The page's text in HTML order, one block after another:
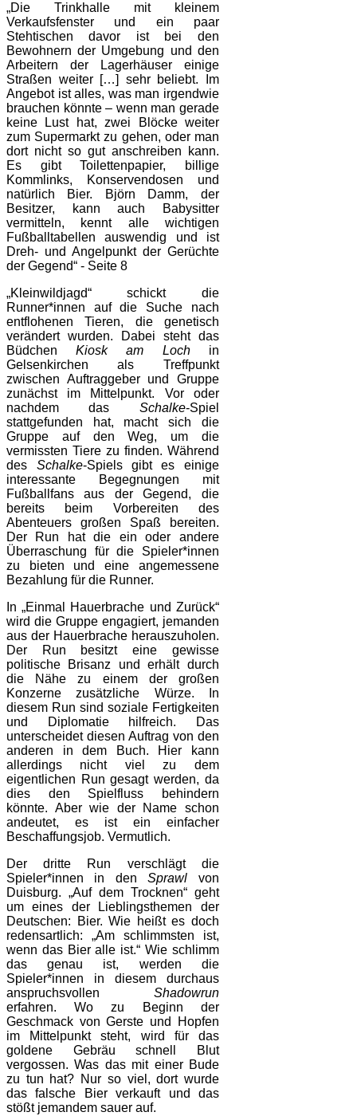
„Die Trinkhalle mit kleinem
Verkaufsfenster und ein paar
Stehtischen davor ist bei den
Bewohnern der Umgebung und den
Arbeitern der Lagerhäuser einige
Straßen weiter […] sehr beliebt. Im
Angebot ist alles, was man irgendwie
brauchen könnte – wenn man gerade
keine Lust hat, zwei Blöcke weiter
zum Supermarkt zu gehen, oder man
dort nicht so gut anschreiben kann.
Es gibt Toilettenpapier, billige
Kommlinks, Konservendosen und
natürlich Bier. Björn Damm, der
Besitzer, kann auch Babysitter
vermitteln, kennt alle wichtigen
Fußballtabellen auswendig und ist
Dreh- und Angelpunkt der Gerüchte
der Gegend“ - Seite 8
„Kleinwildjagd“ schickt die
Runner*innen auf die Suche nach
entflohenen Tieren, die genetisch
verändert wurden. Dabei steht das
BüdchenKiosk am Lochin
Gelsenkirchen als Treffpunkt
zwischen Auftraggeber und Gruppe
zunächst im Mittelpunkt. Vor oder
nachdem das Schalke-Spiel
stattgefunden hat, macht sich die
Gruppe auf den Weg, um die
vermissten Tiere zu finden. Während
des Schalke-Spiels gibt es einige
interessante Begegnungen mit
Fußballfans aus der Gegend, die
bereits beim Vorbereiten des
Abenteuers großen Spaß bereiten.
Der Run hat die ein oder andere
Überraschung für die Spieler*innen
zu bieten und eine angemessene
Bezahlung für die Runner.
In „Einmal Hauerbrache und Zurück“
wird die Gruppe engagiert, jemanden
aus der Hauerbrache herauszuholen.
Der Run besitzt eine gewisse
politische Brisanz und erhält durch
die Nähe zu einem der großen
Konzerne zusätzliche Würze. In
diesem Run sind soziale Fertigkeiten
und Diplomatie hilfreich. Das
unterscheidet diesen Auftrag von den
anderen in dem Buch. Hier kann
allerdings nicht viel zu dem
eigentlichen Run gesagt werden, da
dies den Spielfluss behindern
könnte. Aber wie der Name schon
andeutet, es ist ein einfacher
Beschaffungsjob. Vermutlich.
Der dritte Run verschlägt die
Spieler*innen in denSprawl von
Duisburg. „Auf dem Trocknen“ geht
um eines der Lieblingsthemen der
Deutschen: Bier. Wie heißt es doch
redensartlich: „Am schlimmsten ist,
wenn das Bier alle ist.“ Wie schlimm
das genau ist, werden die
Spieler*innen in diesem durchaus
anspruchsvollen Shadowrun
erfahren. Wo zu Beginn der
Geschmack von Gerste und Hopfen
im Mittelpunkt steht, wird für das
goldene Gebräu schnell Blut
vergossen. Was das mit einer Bude
zu tun hat? Nur so viel, dort wurde
das falsche Bier verkauft und das
stößt jemandem sauer auf.